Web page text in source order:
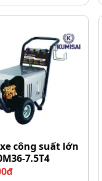
công suất lớn
7.5T4